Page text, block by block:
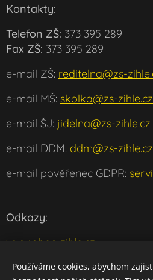
Kontakty:
Telefon ZŠ: 373 395 289
Fax ZŠ: 373 395 289
e-mail ZŠ: reditelna@zs-
e-mail MŠ: skolka@zs-zihle.cz
e-mail ŠJ: jidelna@zs-zihle.cz
e-mail DDM: ddm@zs-zihle.cz
e-mail pověřenec GDPR:
Odkazy:
www.obec-zihle.cz
www.msmt.cz
Používáme cookies, abychom